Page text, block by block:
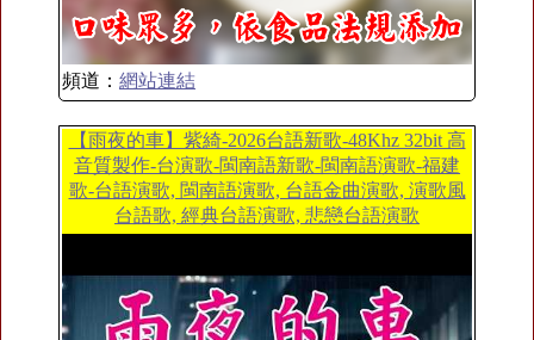
頻道： 網站連結
【雨夜的車】紫綺-2026台語新歌-48Khz 32bit 高
音質製作-台演歌-閩南語新歌-閩南語演歌-福建
歌-台語演歌, 閩南語演歌, 台語金曲演歌, 演歌風
台語歌, 經典台語演歌, 悲戀台語演歌